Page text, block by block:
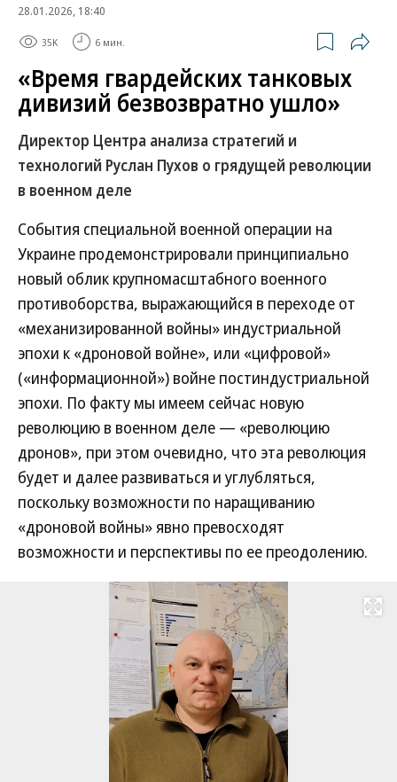
28.01.2026, 18:40
35K 6 мин.
«Время гвардейских танковых
дивизий безвозвратно ушло»
Директор Центра анализа стратегий и
технологий Руслан Пухов о грядущей революции
в военном деле
События специальной военной операции на
Украине продемонстрировали принципиально
новый облик крупномасштабного военного
противоборства, выражающийся в переходе от
«механизированной войны» индустриальной
эпохи к «дроновой войне», или «цифровой»
(«информационной») войне постиндустриальной
эпохи. По факту мы имеем сейчас новую
революцию в военном деле — «революцию
дронов», при этом очевидно, что эта революция
будет и далее развиваться и углубляться,
поскольку возможности по наращиванию
«дроновой войны» явно превосходят
возможности и перспективы по ее преодолению.
Развернуть